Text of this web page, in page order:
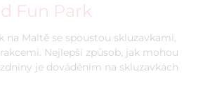
Fun Park
na Maltě se spoustou skluzavkami,
Nejlepší způsob, jak mohou
je dováděním na skluzavkách